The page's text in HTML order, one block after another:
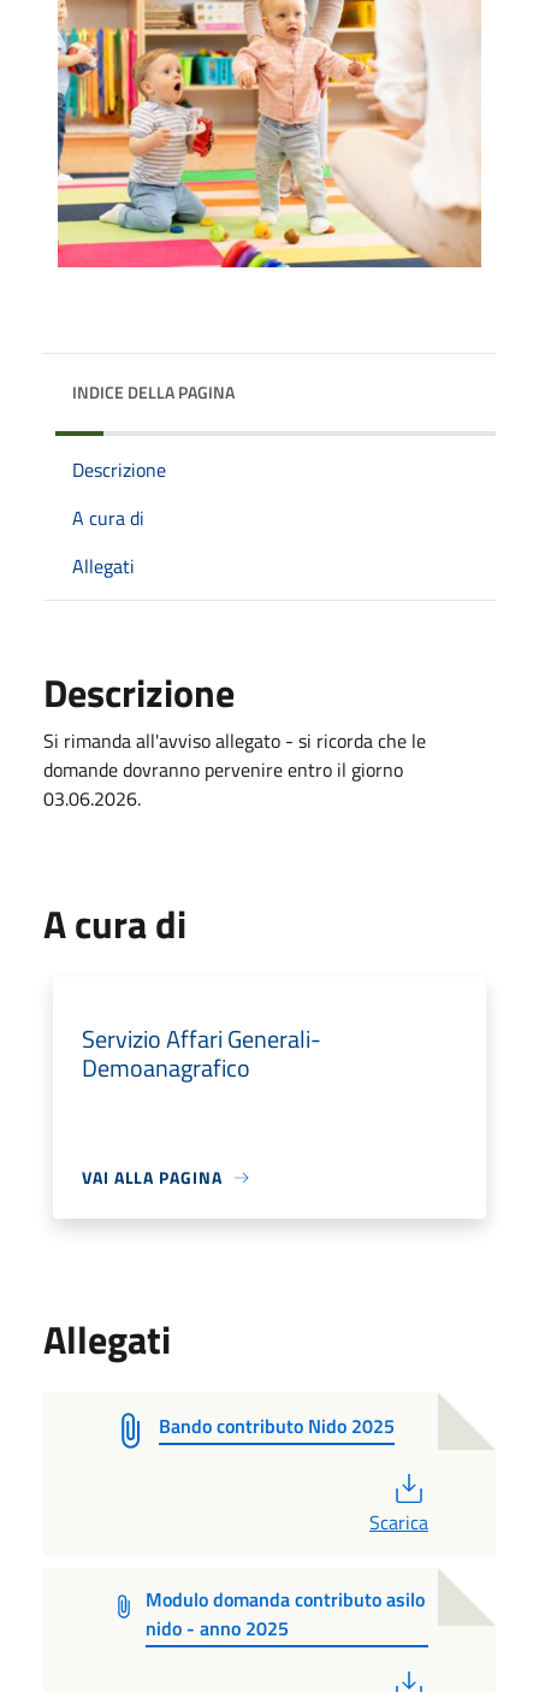
INDICE DELLA PAGINA
Descrizione
A cura di
Allegati
Descrizione
Si rimanda all'avviso allegato - si ricorda che le
domande dovranno pervenire entro il giorno
03.06.2026.
A cura di
Servizio Affari Generali-
Demoanagrafico
VAI ALLA PAGINA
Allegati
Bando contributo Nido 2025
Scarica
Modulo domanda contributo asilo
nido - anno 2025